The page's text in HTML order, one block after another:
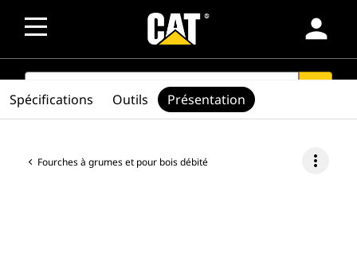
person
SEARCH
Fourches à grumes et pour bois débité more_vert
Spécifications Outils Présentation